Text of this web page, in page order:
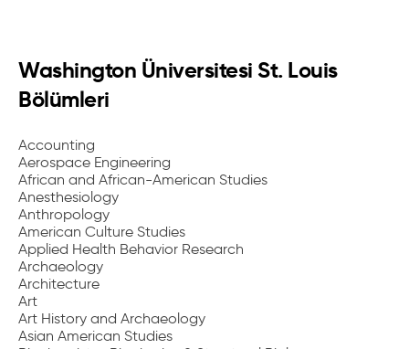
Washington Üniversitesi St. Louis
Bölümleri
Accounting
Aerospace Engineering
African and African-American Studies
Anesthesiology
Anthropology
American Culture Studies
Applied Health Behavior Research
Archaeology
Architecture
Art
Art History and Archaeology
Asian American Studies